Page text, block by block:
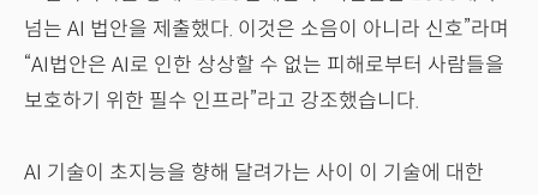
넘는 AI 법안을 제출했다. 이것은 소음이 아니라 신호”라며
“AI법안은 AI로 인한 상상할 수 없는 피해로부터 사람들을
보호하기 위한 필수 인프라”라고 강조했습니다.
AI 기술이 초지능을 향해 달려가는 사이 이 기술에 대한